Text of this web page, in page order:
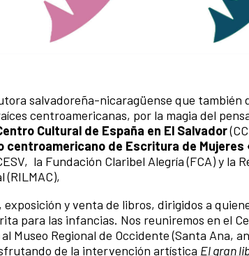
salvadoreña-nicaragüense que también
centroamericanas, por la magia del
Cultural de España en El Salvador
centroamericano de Escritura de Mujeres
la Fundación Claribel Alegría (FCA) y la
y venta de libros, dirigidos a
para las infancias. Nos reuniremos en el
Museo Regional de Occidente (Santa Ana,
de la intervención artística El gran